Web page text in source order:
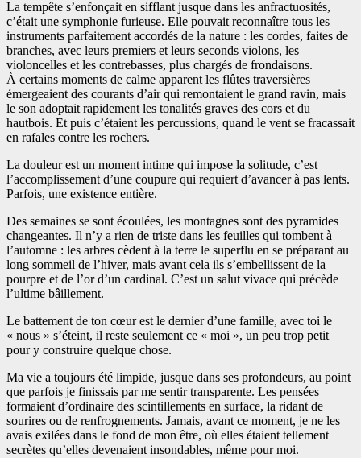
La tempête s’enfonçait en sifflant jusque dans les anfractuosités,
c’était une symphonie furieuse. Elle pouvait reconnaître tous les
instruments parfaitement accordés de la nature : les cordes, faites de
branches, avec leurs premiers et leurs seconds violons, les
violoncelles et les contrebasses, plus chargés de frondaisons.
À certains moments de calme apparent les flûtes traversières
émergeaient des courants d’air qui remontaient le grand ravin, mais
le son adoptait rapidement les tonalités graves des cors et du
hautbois. Et puis c’étaient les percussions, quand le vent se fracassait
en rafales contre les rochers.
La douleur est un moment intime qui impose la solitude, c’est
l’accomplissement d’une coupure qui requiert d’avancer à pas lents.
Parfois, une existence entière.
Des semaines se sont écoulées, les montagnes sont des pyramides
changeantes. Il n’y a rien de triste dans les feuilles qui tombent à
l’automne : les arbres cèdent à la terre le superflu en se préparant au
long sommeil de l’hiver, mais avant cela ils s’embellissent de la
pourpre et de l’or d’un cardinal. C’est un salut vivace qui précède
l’ultime bâillement.
Le battement de ton cœur est le dernier d’une famille, avec toi le
« nous » s’éteint, il reste seulement ce « moi », un peu trop petit
pour y construire quelque chose.
Ma vie a toujours été limpide, jusque dans ses profondeurs, au point
que parfois je finissais par me sentir transparente. Les pensées
formaient d’ordinaire des scintillements en surface, la ridant de
sourires ou de renfrognements. Jamais, avant ce moment, je ne les
avais exilées dans le fond de mon être, où elles étaient tellement
secrètes qu’elles devenaient insondables, même pour moi.